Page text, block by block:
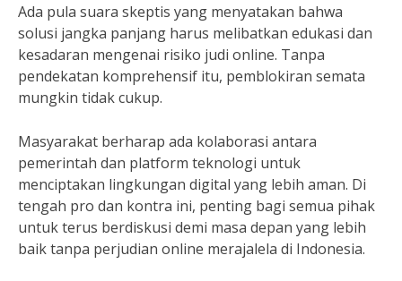
Ada pula suara skeptis yang menyatakan bahwa
solusi jangka panjang harus melibatkan edukasi dan
kesadaran mengenai risiko judi online. Tanpa
pendekatan komprehensif itu, pemblokiran semata
mungkin tidak cukup.
Masyarakat berharap ada kolaborasi antara
pemerintah dan platform teknologi untuk
menciptakan lingkungan digital yang lebih aman. Di
tengah pro dan kontra ini, penting bagi semua pihak
untuk terus berdiskusi demi masa depan yang lebih
baik tanpa perjudian online merajalela di Indonesia.